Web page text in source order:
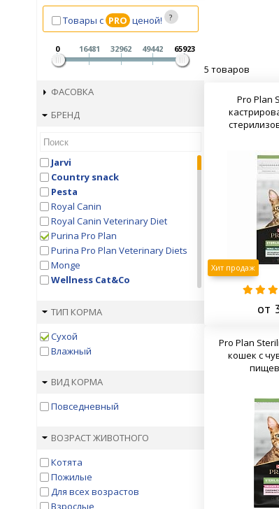
Товары с PRO ценой!
0 16481 32962 49442 65923
ФАСОВКА
БРЕНД
Jarvi
Country snaсk
Pesta
Royal Canin
Royal Canin Veterinary Diet
Purina Pro Plan
Purina Pro Plan Veterinary Diets
Monge
Wellness Cat&Co
Hill's Prescription Diet
Acana
AJO
Applaws
Bewi Cat
Bozita
Carnilove Brit
ТИП КОРМА
Сухой
Влажный
ВИД КОРМА
Повседневный
ВОЗРАСТ ЖИВОТНОГО
Котята
Пожилые
Для всех возрастов
Взрослые
5 товаров
Pro Plan
Хит продаж
от
Pro Plan
кошек с